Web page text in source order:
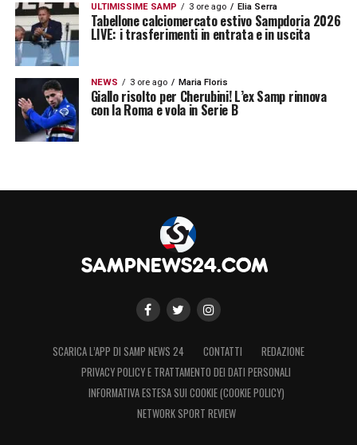
Nella stagione 2013/14 da tecnico del
Cagliarisconfitta esterna a Genova per 1-0, al
pareggio 1-1 come allenatore del Palermo.
LA PLAYLIST DELLE NOSTRE TOP NEWS
ULTIMISSIME SAMP 3 ore ago Elia Serra
Tabellone calciomercato estivo Sampdoria 2026
LIVE: i trasferimenti in entrata e in uscita
NEWS 3 ore ago Maria Floris
Giallo risolto per Cherubini! L’ex Samp rinnova
con la Roma e vola in Serie B
SCARICA L’APP DI SAMP NEWS 24 CONTATTI
REDAZIONE
PRIVACY POLICY E TRATTAMENTO DEI DATI PERSONALI
INFORMATIVA ESTESA SUI COOKIE (COOKIE POLICY)
NETWORK SPORT REVIEW